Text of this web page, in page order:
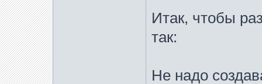
Итак, чтобы
так:
Не надо